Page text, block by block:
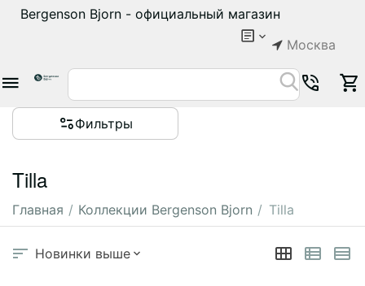
Bergenson Bjorn - официальный магазин
Москва
Фильтры
Tilla
Главная / Коллекции Bergenson Bjorn / Tilla
Новинки выше